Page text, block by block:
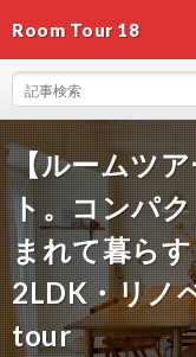
Room Tour 18
【ルームツ
ト。コンパ
まれて暮ら
2LDK・リノ
tour